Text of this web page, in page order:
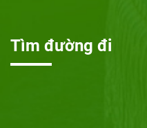
Tìm đường đi